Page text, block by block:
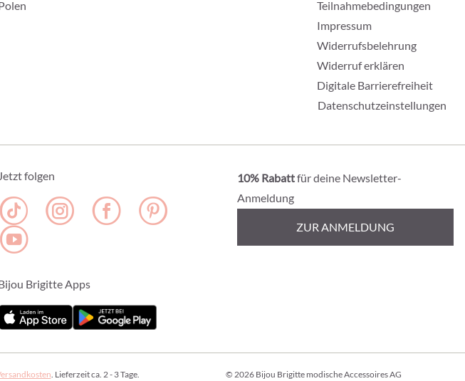
Teilnahmebedingungen
Impressum
Widerrufsbelehrung
Widerruf erklären
Digitale Barrierefreiheit
Datenschutzeinstellungen
Jetzt folgen
Brigitte Apps
10% Rabattfür deine Newsletter-
Anmeldung
ZUR ANMELDUNG
. Lieferzeit ca. 2 - 3 Tage. © 2026 Bijou Brigitte modische Accessoires AG